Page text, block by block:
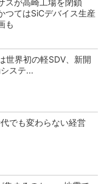
スが高崎工場を閉鎖
つてはSiCデバイス生産
も
世界初の軽SDV、新開
ステ...
でも変わらない経営